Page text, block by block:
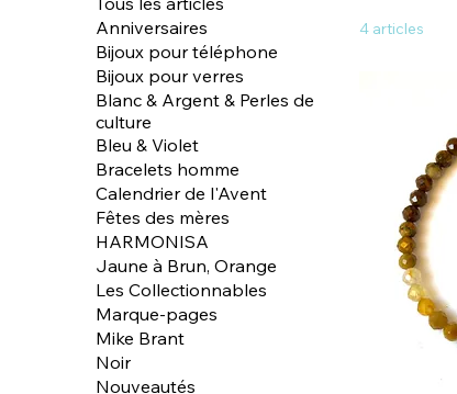
Anniversaires
Bijoux pour téléphone
Bijoux pour verres
Blanc & Argent & Perles de
culture
Bleu & Violet
Bracelets homme
Calendrier de l'Avent
Fêtes des mères
HARMONISA
Jaune à Brun, Orange
Les Collectionnables
Marque-pages
Mike Brant
Noir
Nouveautés
4 articles